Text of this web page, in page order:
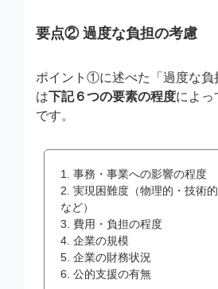
要点② 過度な負担の考慮
ポイント①に述べた「過度な負
は下記６つの要素の程度によっ
です。
1. 事務・事業への影響の程度
2. 実現困難度（物理的・技術
など）
3. 費用・負担の程度
4. 企業の規模
5. 企業の財務状況
6. 公的支援の有無